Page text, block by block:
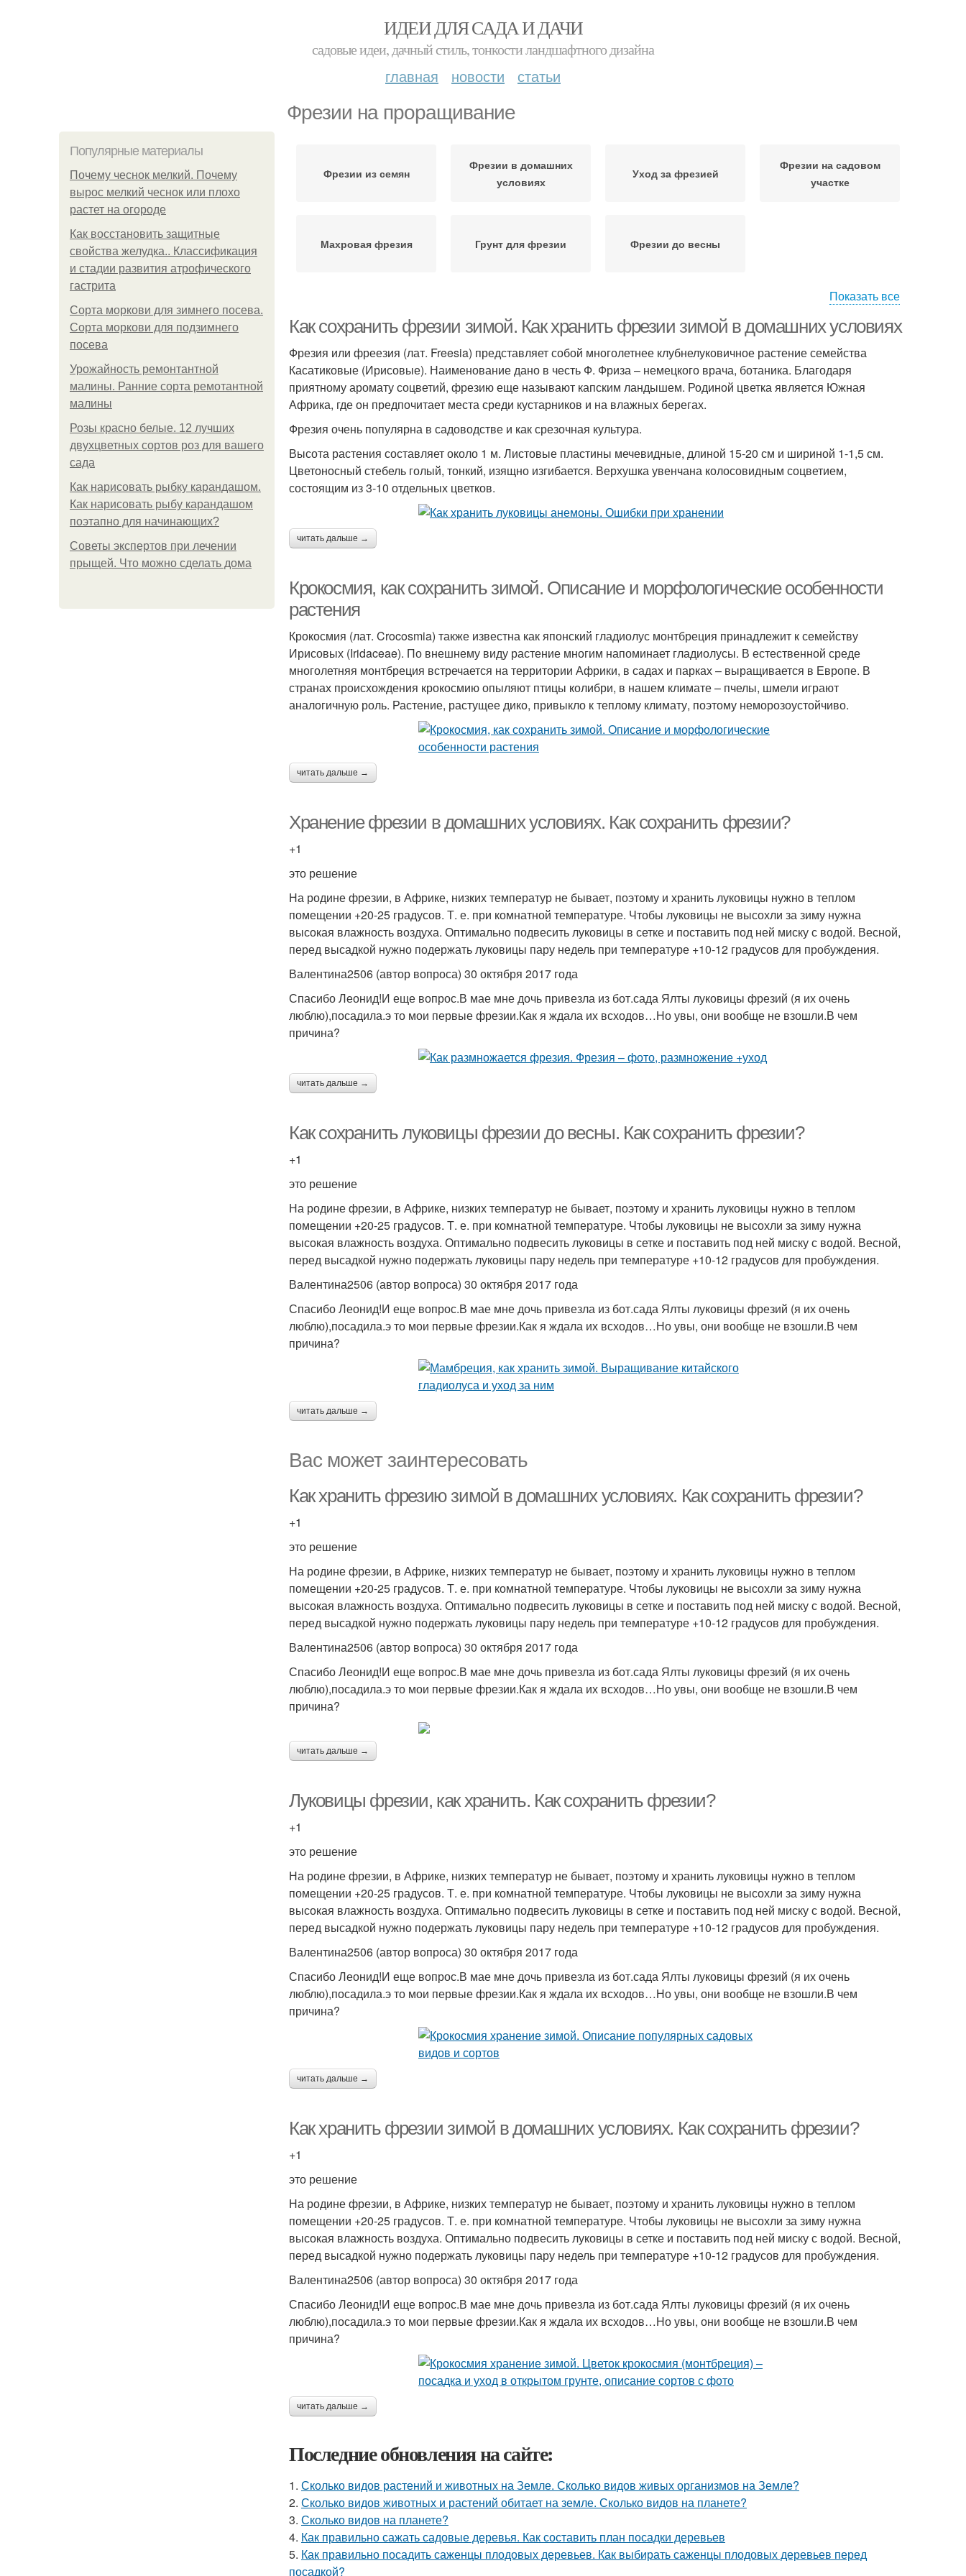
ИДЕИ ДЛЯ САДА И ДАЧИ
садовые идеи, дачный стиль, тонкости ландшафтного дизайна
главная новости статьи
Фрезии на проращивание
Популярные материалы
Почему чеснок мелкий. Почему
вырос мелкий чеснок или плохо
растет на огороде
Как восстановить защитные
свойства желудка.. Классификация
и стадии развития атрофического
гастрита
Сорта моркови для зимнего посева.
Сорта моркови для подзимнего
посева
Урожайность ремонтантной
малины. Ранние сорта ремотантной
малины
Розы красно белые. 12 лучших
двухцветных сортов роз для вашего
сада
Как нарисовать рыбку карандашом.
Как нарисовать рыбу карандашом
поэтапно для начинающих?
Советы экспертов при лечении
прыщей. Что можно сделать дома
Фрезии из семян
Фрезии в домашних
условиях
Уход за фрезией
Фрезии на садовом
участке
Махровая фрезия Грунт для фрезии Фрезии до весны
Показать все
Как сохранить фрезии зимой. Как хранить фрезии зимой в домашних условиях
Фрезия или фреезия (лат. Freesia) представляет собой многолетнее клубнелуковичное растение семейства
Касатиковые (Ирисовые). Наименование дано в честь Ф. Фриза – немецкого врача, ботаника. Благодаря
приятному аромату соцветий, фрезию еще называют капским ландышем. Родиной цветка является Южная
Африка, где он предпочитает места среди кустарников и на влажных берегах.
Фрезия очень популярна в садоводстве и как срезочная культура.
Высота растения составляет около 1 м. Листовые пластины мечевидные, длиной 15-20 см и шириной 1-1,5 см.
Цветоносный стебель голый, тонкий, изящно изгибается. Верхушка увенчана колосовидным соцветием,
состоящим из 3-10 отдельных цветков.
читать дальше →
Крокосмия, как сохранить зимой. Описание и морфологические особенности
растения
Крокосмия (лат. Crocosmia) также известна как японский гладиолус монтбреция принадлежит к семейству
Ирисовых (Iridaceae). По внешнему виду растение многим напоминает гладиолусы. В естественной среде
многолетняя монтбреция встречается на территории Африки, в садах и парках – выращивается в Европе. В
странах происхождения крокосмию опыляют птицы колибри, в нашем климате – пчелы, шмели играют
аналогичную роль. Растение, растущее дико, привыкло к теплому климату, поэтому неморозоустойчиво.
читать дальше →
Хранение фрезии в домашних условиях. Как сохранить фрезии?
+1
это решение
На родине фрезии, в Африке, низких температур не бывает, поэтому и хранить луковицы нужно в теплом
помещении +20-25 градусов. Т. е. при комнатной температуре. Чтобы луковицы не высохли за зиму нужна
высокая влажность воздуха. Оптимально подвесить луковицы в сетке и поставить под ней миску с водой. Весной,
перед высадкой нужно подержать луковицы пару недель при температуре +10-12 градусов для пробуждения.
Валентина2506 (автор вопроса) 30 октября 2017 года
Спасибо Леонид!И еще вопрос.В мае мне дочь привезла из бот.сада Ялты луковицы фрезий (я их очень
люблю),посадила.э то мои первые фрезии.Как я ждала их всходов…Но увы, они вообще не взошли.В чем
причина?
читать дальше →
Как сохранить луковицы фрезии до весны. Как сохранить фрезии?
+1
это решение
На родине фрезии, в Африке, низких температур не бывает, поэтому и хранить луковицы нужно в теплом
помещении +20-25 градусов. Т. е. при комнатной температуре. Чтобы луковицы не высохли за зиму нужна
высокая влажность воздуха. Оптимально подвесить луковицы в сетке и поставить под ней миску с водой. Весной,
перед высадкой нужно подержать луковицы пару недель при температуре +10-12 градусов для пробуждения.
Валентина2506 (автор вопроса) 30 октября 2017 года
Спасибо Леонид!И еще вопрос.В мае мне дочь привезла из бот.сада Ялты луковицы фрезий (я их очень
люблю),посадила.э то мои первые фрезии.Как я ждала их всходов…Но увы, они вообще не взошли.В чем
причина?
читать дальше →
Вас может заинтересовать
Как хранить фрезию зимой в домашних условиях. Как сохранить фрезии?
+1
это решение
На родине фрезии, в Африке, низких температур не бывает, поэтому и хранить луковицы нужно в теплом
помещении +20-25 градусов. Т. е. при комнатной температуре. Чтобы луковицы не высохли за зиму нужна
высокая влажность воздуха. Оптимально подвесить луковицы в сетке и поставить под ней миску с водой. Весной,
перед высадкой нужно подержать луковицы пару недель при температуре +10-12 градусов для пробуждения.
Валентина2506 (автор вопроса) 30 октября 2017 года
Спасибо Леонид!И еще вопрос.В мае мне дочь привезла из бот.сада Ялты луковицы фрезий (я их очень
люблю),посадила.э то мои первые фрезии.Как я ждала их всходов…Но увы, они вообще не взошли.В чем
причина?
читать дальше →
Луковицы фрезии, как хранить. Как сохранить фрезии?
+1
это решение
На родине фрезии, в Африке, низких температур не бывает, поэтому и хранить луковицы нужно в теплом
помещении +20-25 градусов. Т. е. при комнатной температуре. Чтобы луковицы не высохли за зиму нужна
высокая влажность воздуха. Оптимально подвесить луковицы в сетке и поставить под ней миску с водой. Весной,
перед высадкой нужно подержать луковицы пару недель при температуре +10-12 градусов для пробуждения.
Валентина2506 (автор вопроса) 30 октября 2017 года
Спасибо Леонид!И еще вопрос.В мае мне дочь привезла из бот.сада Ялты луковицы фрезий (я их очень
люблю),посадила.э то мои первые фрезии.Как я ждала их всходов…Но увы, они вообще не взошли.В чем
причина?
читать дальше →
Как хранить фрезии зимой в домашних условиях. Как сохранить фрезии?
+1
это решение
На родине фрезии, в Африке, низких температур не бывает, поэтому и хранить луковицы нужно в теплом
помещении +20-25 градусов. Т. е. при комнатной температуре. Чтобы луковицы не высохли за зиму нужна
высокая влажность воздуха. Оптимально подвесить луковицы в сетке и поставить под ней миску с водой. Весной,
перед высадкой нужно подержать луковицы пару недель при температуре +10-12 градусов для пробуждения.
Валентина2506 (автор вопроса) 30 октября 2017 года
Спасибо Леонид!И еще вопрос.В мае мне дочь привезла из бот.сада Ялты луковицы фрезий (я их очень
люблю),посадила.э то мои первые фрезии.Как я ждала их всходов…Но увы, они вообще не взошли.В чем
причина?
читать дальше →
Последние обновления на сайте:
1. Сколько видов растений и животных на Земле. Сколько видов живых организмов на Земле?
2. Сколько видов животных и растений обитает на земле. Сколько видов на планете?
3. Сколько видов на планете?
4. Как правильно сажать садовые деревья. Как составить план посадки деревьев
5. Как правильно посадить саженцы плодовых деревьев. Как выбирать саженцы плодовых деревьев перед
посадкой?